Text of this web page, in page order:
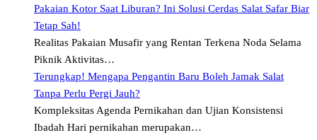
Pakaian Kotor Saat Liburan? Ini Solusi Cerdas Salat Safar Biar
Tetap Sah!
Realitas Pakaian Musafir yang Rentan Terkena Noda Selama
Piknik Aktivitas…
Terungkap! Mengapa Pengantin Baru Boleh Jamak Salat
Tanpa Perlu Pergi Jauh?
Kompleksitas Agenda Pernikahan dan Ujian Konsistensi
Ibadah Hari pernikahan merupakan…